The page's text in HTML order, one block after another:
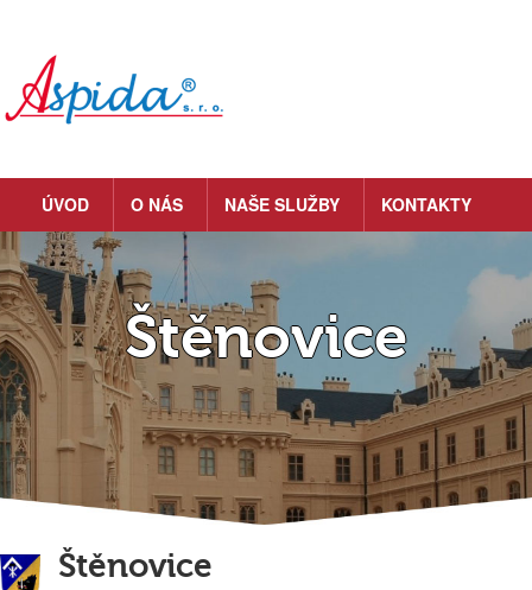
ÚVOD O NÁS NAŠE SLUŽBY KONTAKTY
Štěnovice
Štěnovice